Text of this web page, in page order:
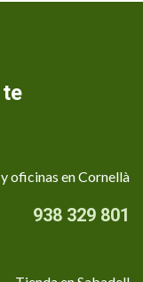
oficinas en Cornellà
938 329 801